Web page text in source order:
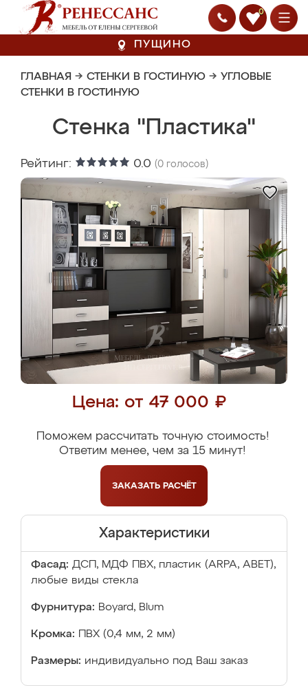
0
ПУЩИНО
ГЛАВНАЯ → СТЕНКИ В ГОСТИНУЮ → УГЛОВЫЕ
СТЕНКИ В ГОСТИНУЮ
Стенка "Пластика"
Рейтинг: 0.0 (0 голосов)
Цена: от 47 000 ₽
Поможем рассчитать точную стоимость!
Ответим менее, чем за 15 минут!
ЗАКАЗАТЬ РАСЧЁТ
Характеристики
Фасад: ДСП, МДФ ПВХ, пластик (ARPA, ABET),
любые виды стекла
Фурнитура: Boyard, Blum
Кромка: ПВХ (0,4 мм, 2 мм)
Размеры: индивидуально под Ваш заказ